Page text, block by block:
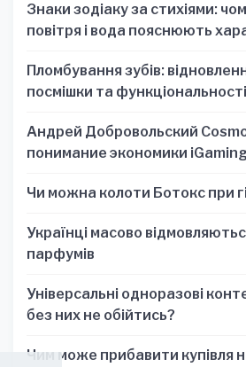
Знаки зодіаку за стихіями:
повітря і вода пояснюють
Пломбування зубів:
посмішки та
Андрей Добровольский
понимание экономики
Чи можна колоти Ботокс при
Українці масово
парфумів
Універсальні одноразові
без них не обійтись?
Чим може прибавити купівля